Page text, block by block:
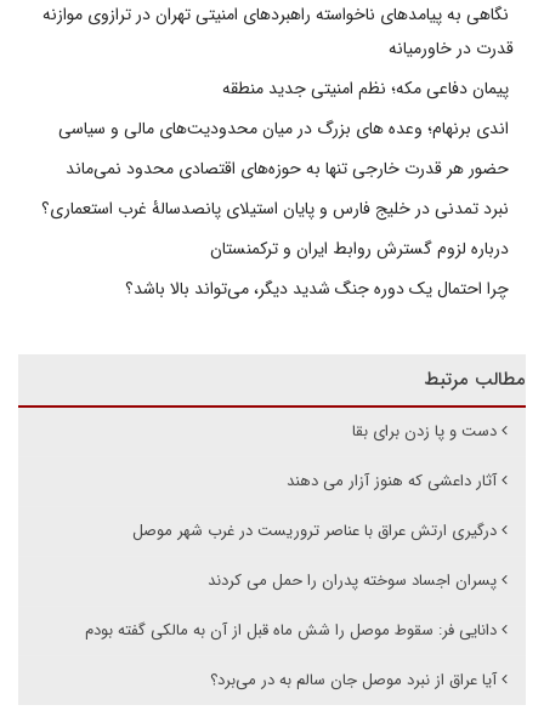
نگاهی به پیامدهای ناخواسته راهبردهای امنیتی تهران در ترازوی موازنه
قدرت در خاورمیانه
پیمان دفاعی مکه؛ نظم امنیتی جدید منطقه
اندی برنهام؛ وعده های بزرگ در میان محدودیت‌های مالی و سیاسی
حضور هر قدرت خارجی تنها به حوزه‌های اقتصادی محدود نمی‌ماند
نبرد تمدنی در خلیج فارس و پایان استیلای پانصدسالۀ غرب استعماری؟
درباره لزوم گسترش روابط ایران و ترکمنستان
چرا احتمال یک دوره جنگ شدید دیگر، می‌تواند بالا باشد؟
مطالب مرتبط
دست و پا زدن برای بقا
آثار داعشی که هنوز آزار می دهند
درگیری ارتش عراق با عناصر تروریست در غرب شهر موصل
پسران اجساد سوخته پدران را حمل می کردند
دانایی فر: سقوط موصل را شش ماه قبل از آن به مالکی گفته بودم
آیا عراق از نبرد موصل جان سالم به در می‌برد؟